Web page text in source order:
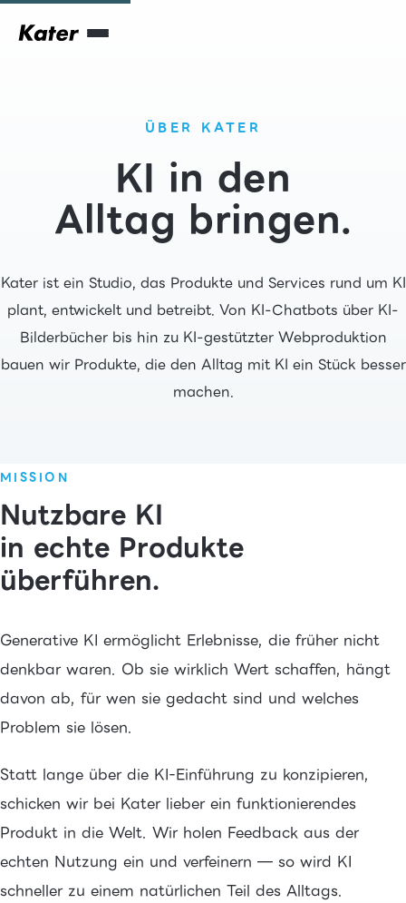
ÜBER KATER
KI in den
Alltag bringen.
Kater ist ein Studio, das Produkte und Services rund um KI
plant, entwickelt und betreibt. Von KI-Chatbots über KI-
Bilderbücher bis hin zu KI-gestützter Webproduktion
bauen wir Produkte, die den Alltag mit KI ein Stück besser
machen.
MISSION
Nutzbare KI
in echte Produkte
überführen.
Generative KI ermöglicht Erlebnisse, die früher nicht
denkbar waren. Ob sie wirklich Wert schaffen, hängt
davon ab, für wen sie gedacht sind und welches
Problem sie lösen.
Statt lange über die KI-Einführung zu konzipieren,
schicken wir bei Kater lieber ein funktionierendes
Produkt in die Welt. Wir holen Feedback aus der
echten Nutzung ein und verfeinern — so wird KI
schneller zu einem natürlichen Teil des Alltags.